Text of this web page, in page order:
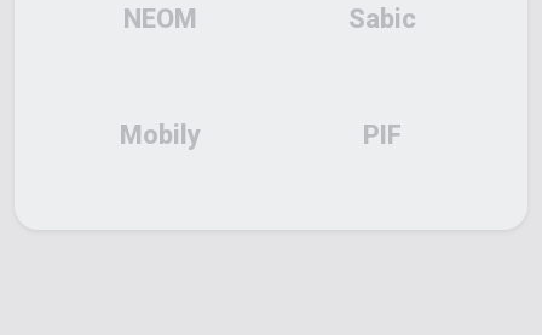
Sabic
NEOM
PIF
Mobily